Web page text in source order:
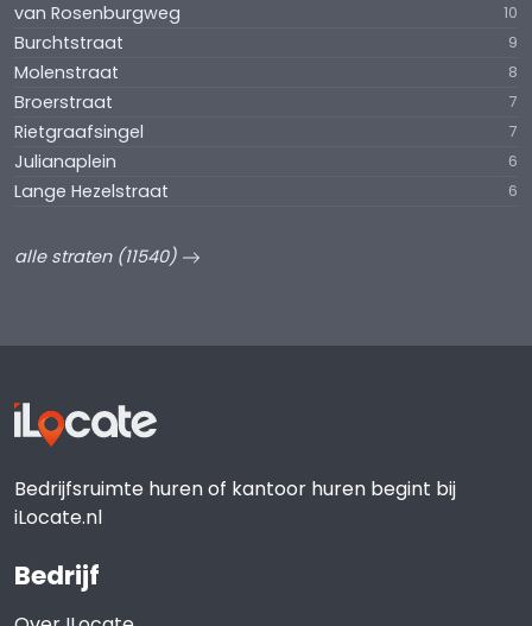
van Rosenburgweg 10
Burchtstraat 9
Molenstraat 8
Broerstraat 7
Rietgraafsingel 7
Julianaplein 6
Lange Hezelstraat 6
alle straten (11540)
Bedrijfsruimte huren of kantoor huren begint bij
iLocate.nl
Bedrijf